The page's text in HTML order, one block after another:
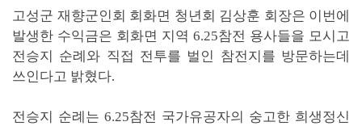
고성군 재향군인회 회화면 청년회 김상훈 회장은 이번에
발생한 수익금은 회화면 지역 6.25참전 용사들을 모시고
전승지 순례와 직접 전투를 벌인 참전지를 방문하는데
쓰인다고 밝혔다.
전승지 순례는 6.25참전 국가유공자의 숭고한 희생정신